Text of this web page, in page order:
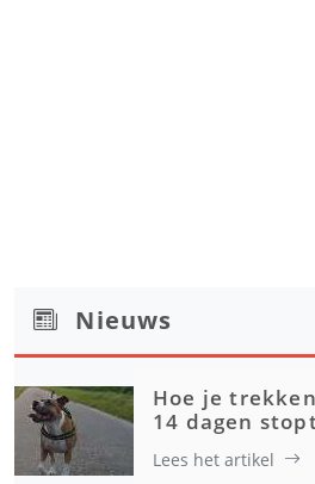
Nieuws
Hoe je
14 dagen
Lees het artikel